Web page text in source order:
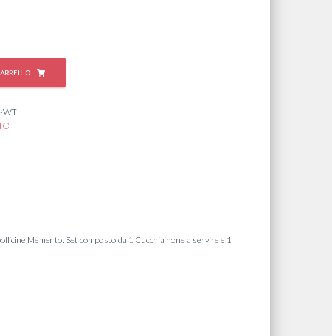
WT
Memento. Set composto da 1 Cucchiainone a servire e 1